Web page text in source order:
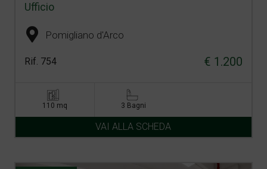
Ufficio
Pomigliano d'Arco
Rif. 754 € 1.200
110 mq 3 Bagni
VAI ALLA SCHEDA